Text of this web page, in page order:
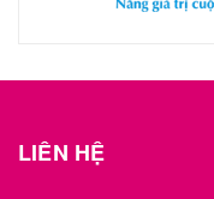
LIÊN HỆ